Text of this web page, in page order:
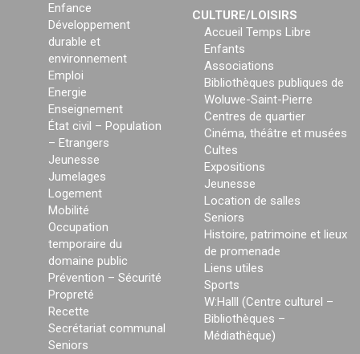
Enfance
Développement
durable et
environnement
Emploi
Energie
Enseignement
État civil – Population
– Etrangers
Jeunesse
Jumelages
Logement
Mobilité
Occupation
temporaire du
domaine public
Prévention – Sécurité
Propreté
Recette
Secrétariat communal
Seniors
CULTURE/LOISIRS
Accueil Temps Libre
Enfants
Associations
Bibliothèques publiques de
Woluwe-Saint-Pierre
Centres de quartier
Cinéma, théâtre et musées
Cultes
Expositions
Jeunesse
Location de salles
Seniors
Histoire, patrimoine et lieux
de promenade
Liens utiles
Sports
W:Halll (Centre culturel –
Bibliothèques –
Médiathèque)